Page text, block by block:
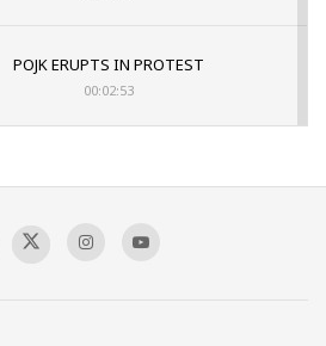
POJK ERUPTS IN PROTEST
00:02:53
Sagar